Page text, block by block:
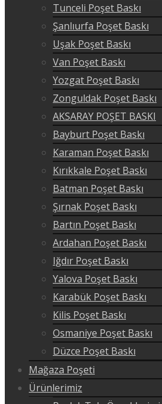
Tunceli Poşet Baskı
Şanlıurfa Poşet Baskı
Uşak Poşet Baskı
Van Poşet Baskı
Yozgat Poşet Baskı
Zonguldak Poşet Baskı
AKSARAY POŞET BASKI
Bayburt Poşet Baskı
Karaman Poşet Baskı
Kırıkkale Poşet Baskı
Batman Poşet Baskı
Şırnak Poşet Baskı
Bartın Poşet Baskı
Ardahan Poşet Baskı
Iğdır Poşet Baskı
Yalova Poşet Baskı
Karabük Poşet Baskı
Kilis Poşet Baskı
Osmaniye Poşet Baskı
Düzce Poşet Baskı
Mağaza Poşeti
Ürünlerimiz